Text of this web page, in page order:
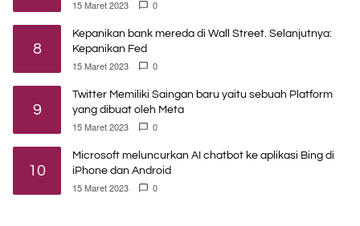
15 Maret 2023 0
8
Kepanikan bank mereda di Wall Street. Selanjutnya:
Kepanikan Fed
15 Maret 2023 0
9
Twitter Memiliki Saingan baru yaitu sebuah Platform
yang dibuat oleh Meta
15 Maret 2023 0
10
Microsoft meluncurkan AI chatbot ke aplikasi Bing di
iPhone dan Android
15 Maret 2023 0